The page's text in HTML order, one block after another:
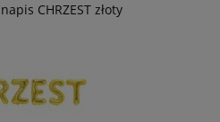
CHRZEST złoty